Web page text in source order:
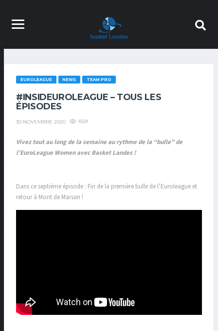
EUROLEAGUE NEWS TEAM PRO
#INSIDEUROLEAGUE – TOUS LES
ÉPISODES
30 NOVEMBRE 2020 1559
Vivez tout au long de la semaine au rythme de la “bulle” de
l’EuroLeague Women avec Basket Landes !
Dans ce septième épisode : Fin de la première bulle de l’Euroleague et
retour à Mont de Marsan !